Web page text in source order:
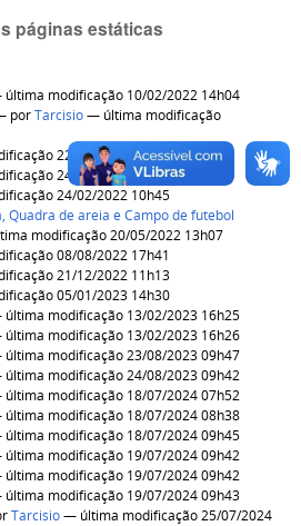
páginas estáticas
modificação 10/02/2022 14h04
porTarcisio— última modificação
22/02/2022 11h55
24/02/2022 09h58
24/02/2022 10h45
Quadra de areia e Campo de futebol
modificação 20/05/2022 13h07
08/08/2022 17h41
21/12/2022 11h13
05/01/2023 14h30
modificação 13/02/2023 16h25
modificação 13/02/2023 16h26
modificação 23/08/2023 09h47
modificação 24/08/2023 09h42
modificação 18/07/2024 07h52
modificação 18/07/2024 08h38
modificação 18/07/2024 09h45
modificação 19/07/2024 09h42
modificação 19/07/2024 09h42
modificação 19/07/2024 09h43
Tarcisio— última modificação 25/07/2024